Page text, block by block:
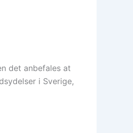
det anbefales at
i Sverige,